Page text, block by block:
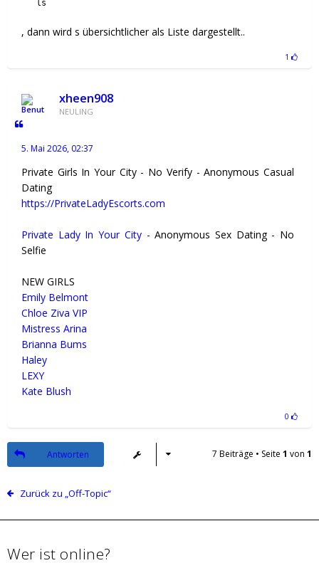
ls
, dann wird s übersichtlicher als Liste dargestellt..
1
xheen908
NEULING
5. Mai 2026, 02:37
Private Girls In Your City - No Verify - Anonymous Casual
Dating
https://PrivateLadyEscorts.com
Private Lady In Your City- Anonymous Sex Dating - No
Selfie
NEW GIRLS
Emily Belmont
Chloe Ziva VIP
Mistress Arina
Brianna Bums
Haley
LEXY
Kate Blush
0
Antworten 7 Beiträge • Seite 1 von 1
Zurück zu „Off-Topic“
Wer ist online?